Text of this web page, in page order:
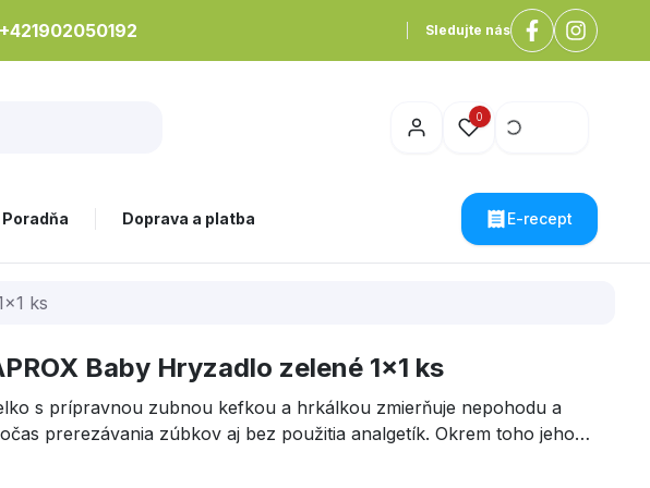
+421902050192 Sledujte nás
0
Poradňa Doprava a platba E-recept
ks
Baby Hryzadlo zelené 1x1 ks
s prípravnou zubnou kefkou a hrkálkou zmierňuje nepohodu a
prerezávania zúbkov aj bez použitia analgetík. Okrem toho jeho
optické a akustické stimulačné vlastnosti podporujú vývoj prirodzenej